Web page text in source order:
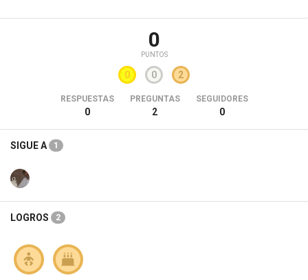
0
PUNTOS
0 0 2
RESPUESTAS
0
PREGUNTAS
2
SEGUIDORES
0
SIGUE A 1
LOGROS 2